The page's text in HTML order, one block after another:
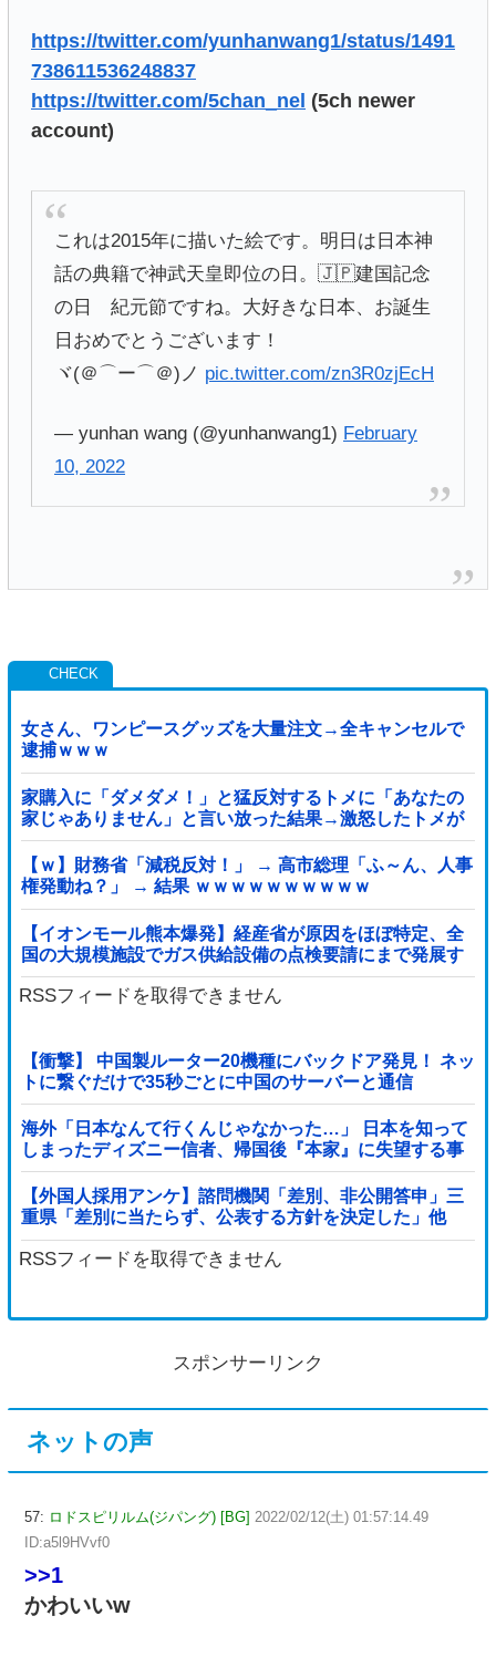
https://twitter.com/yunhanwang1/status/1491
738611536248837
https://twitter.com/5chan_nel (5ch newer
account)
これは2015年に描いた絵です。明日は日本神
話の典籍で神武天皇即位の日。🇯🇵建国記念
の日 紀元節ですね。大好きな日本、お誕生
日おめでとうございます！
ヾ(＠⌒ー⌒＠)ノ pic.twitter.com/zn3R0zjEcH
— yunhan wang (@yunhanwang1) February
10, 2022
女さん、ワンピースグッズを大量注文→全キャンセルで
逮捕ｗｗｗ
家購入に「ダメダメ！」と猛反対するトメに「あなたの
家じゃありません」と言い放った結果→激怒したトメが
自ら〇〇を口にして最高の展開へｗｗｗｗｗｗ
【ｗ】財務省「減税反対！」 → 高市総理「ふ～ん、人事
権発動ね？」 → 結果 ｗｗｗｗｗｗｗｗｗｗ
【イオンモール熊本爆発】経産省が原因をほぼ特定、全
国の大規模施設でガス供給設備の点検要請にまで発展す
る事態に・・・【PICKUP】
RSSフィードを取得できません
【衝撃】 中国製ルーター20機種にバックドア発見！ ネッ
トに繋ぐだけで35秒ごとに中国のサーバーと通信
海外「日本なんて行くんじゃなかった…」 日本を知って
しまったディズニー信者、帰国後『本家』に失望する事
態に
【外国人採用アンケ】諮問機関「差別、非公開答申」三
重県「差別に当たらず、公表する方針を決定した」他
RSSフィードを取得できません
スポンサーリンク
ネットの声
57: ロドスピリルム(ジパング) [BG] 2022/02/12(土) 01:57:14.49
ID:a5l9HVvf0
>>1
かわいいw